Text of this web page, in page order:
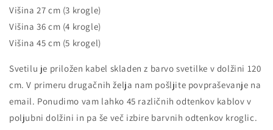
Višina 27 cm (3 krogle)
Višina 36 cm (4 krogle)
Višina 45 cm (5 krogel)
Svetilu je priložen kabel skladen z barvo svetilke v dolžini 120
cm. V primeru drugačnih želja nam pošljite povpraševanje na
email. Ponudimo vam lahko 45 različnih odtenkov kablov v
poljubni dolžini in pa še več izbire barvnih odtenkov kroglic.